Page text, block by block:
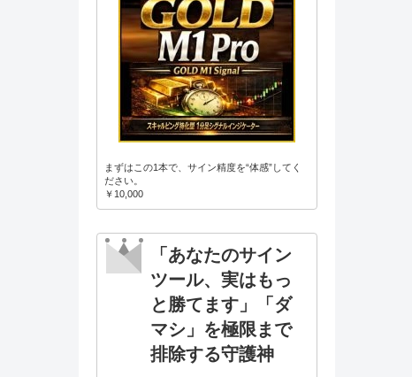
まずはこの1本で、サイン精度を“体感”してく
ださい。
￥10,000
「あなたのサイン
ツール、実はもっ
と勝てます」「ダ
マシ」を極限まで
排除する守護神